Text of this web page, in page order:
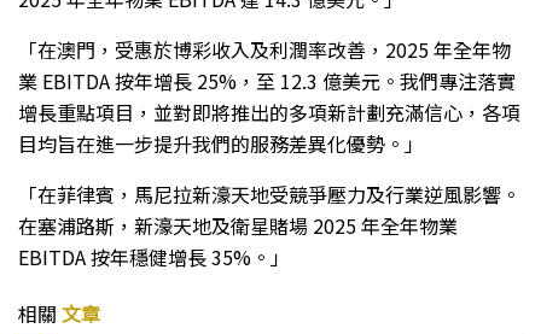
「在澳門，受惠於博彩收入及利潤率改善，2025 年全年物
業 EBITDA 按年增長 25%，至 12.3 億美元。我們專注落實
增長重點項目，並對即將推出的多項新計劃充滿信心，各項
目均旨在進一步提升我們的服務差異化優勢。」
「在菲律賓，馬尼拉新濠天地受競爭壓力及行業逆風影響。
在塞浦路斯，新濠天地及衛星賭場 2025 年全年物業
EBITDA 按年穩健增長 35%。」
相關 文章